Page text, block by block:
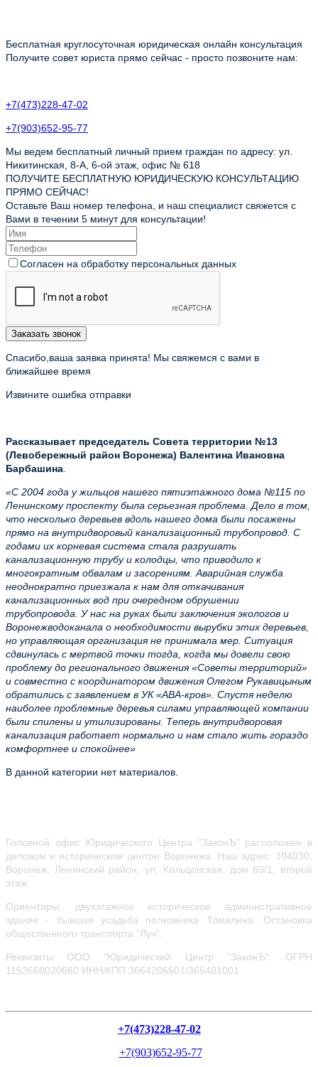
Бесплатная круглосуточная юридическая онлайн консультация
Получите совет юриста прямо сейчас - просто позвоните нам:
+7(473)228-47-02
+7(903)652-95-77
Мы ведем бесплатный личный прием граждан по адресу: ул.
Никитинская, 8-А, 6-ой этаж, офис № 618
ПОЛУЧИТЕ БЕСПЛАТНУЮ ЮРИДИЧЕСКУЮ КОНСУЛЬТАЦИЮ
ПРЯМО СЕЙЧАС!
Оставьте Ваш номер телефона, и наш специалист свяжется с
Вами в течении 5 минут для консультации!
Согласен на обработку персональных данных
Заказать звонок
Спасибо,ваша заявка принята! Мы свяжемся с вами в
ближайшее время
Извините ошибка отправки
Рассказывает председатель Совета территории №13
(Левобережный район Воронежа) Валентина Ивановна
Барбашина
«С 2004 года у жильцов нашего пятиэтажного дома №115 по
Ленинскому проспекту была серьезная проблема. Дело в том,
что несколько деревьев вдоль нашего дома были посажены
прямо на внутридворовый канализационный трубопровод. С
годами их корневая система стала разрушать
канализационную трубу и колодцы, что приводило к
многократным обвалам и засорениям. Аварийная служба
неоднократно приезжала к нам для откачивания
канализационных вод при очередном обрушении
трубопровода. У нас на руках были заключения экологов и
Воронежводоканала о необходимости вырубки этих деревьев,
но управляющая организация не принимала мер. Ситуация
сдвинулась с мертвой точки тогда, когда мы довели свою
проблему до регионального движения «Советы территорий»
и совместно с координатором движения Олегом Рукавицыным
обратились с заявлением в УК «АВА-кров». Спустя неделю
наиболее проблемные деревья силами управляющей компании
были спилены и утилизированы. Теперь внутридворовая
канализация работает нормально и нам стало жить гораздо
комфортнее и спокойнее»
В данной категории нет материалов.
Головной офис Юридического Центра "ЗаконЪ" расположен в
деловом и историческом центре Воронежа. Наш адрес: 394030,
Воронеж, Ленинский район, ул.
Кольцовская, дом 60/1, второй
этаж.
Ориентиры: двухэтажное историческое административное
здание - бывшая усадьба полковника Томилина. Остановка
общественного транспорта "Луч".
Реквизиты ООО "Юридический Центр "ЗаконЪ": ОГРН
1153668020660 ИНН/КПП 3664206501/366401001
+7(473)228-47-02
+7(903)652-95-77